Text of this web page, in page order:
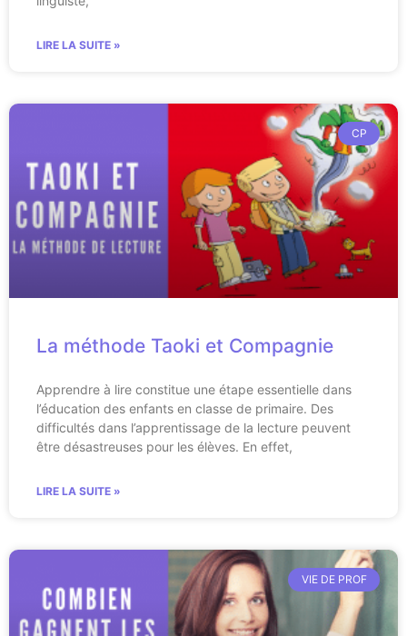
LIRE LA SUITE »
CP
La méthode Taoki et Compagnie
Apprendre à lire constitue une étape essentielle dans
l’éducation des enfants en classe de primaire. Des
difficultés dans l’apprentissage de la lecture peuvent
être désastreuses pour les élèves. En effet,
LIRE LA SUITE »
VIE DE PROF